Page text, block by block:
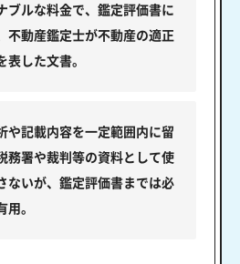
ブルな料金で、鑑定評価書に
不動産鑑定士が不動産の適正
した文書。
や記載内容を一定範囲内に留
務署や裁判等の資料として使
ないが、鑑定評価書までは必
。